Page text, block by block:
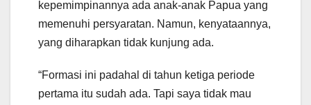
kepemimpinannya ada anak-anak Papua yang
memenuhi persyaratan. Namun, kenyataannya,
yang diharapkan tidak kunjung ada.
“Formasi ini padahal di tahun ketiga periode
pertama itu sudah ada. Tapi saya tidak mau